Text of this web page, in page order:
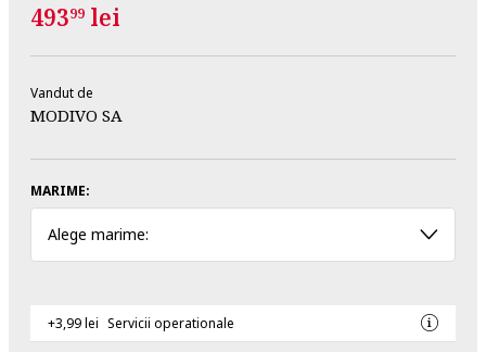
49399 lei
Vandut de
MODIVO SA
MARIME:
Alege marime:
+3,99 lei Servicii operationale